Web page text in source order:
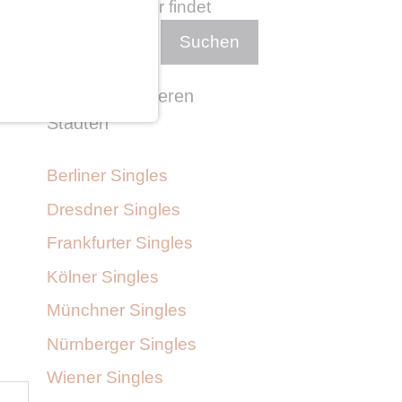
Wer suchet der findet
Suchen
Singles in anderen
Städten
Berliner Singles
Dresdner Singles
Frankfurter Singles
Kölner Singles
Münchner Singles
Nürnberger Singles
Wiener Singles